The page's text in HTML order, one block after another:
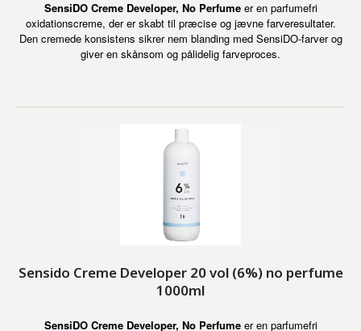
SensiDO Creme Developer, No Perfumeer en parfumefri
oxidationscreme, der er skabt til præcise og jævne farveresultater.
Den cremede konsistens sikrer nem blanding med SensiDO-farver og
giver en skånsom og pålidelig farveproces.
Sensido Creme Developer 20 vol (6%) no perfume
1000ml
SensiDO Creme Developer, No Perfumeer en parfumefri